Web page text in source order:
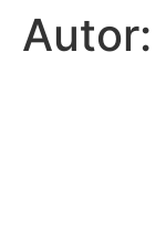
Zum
InhaltAutor: